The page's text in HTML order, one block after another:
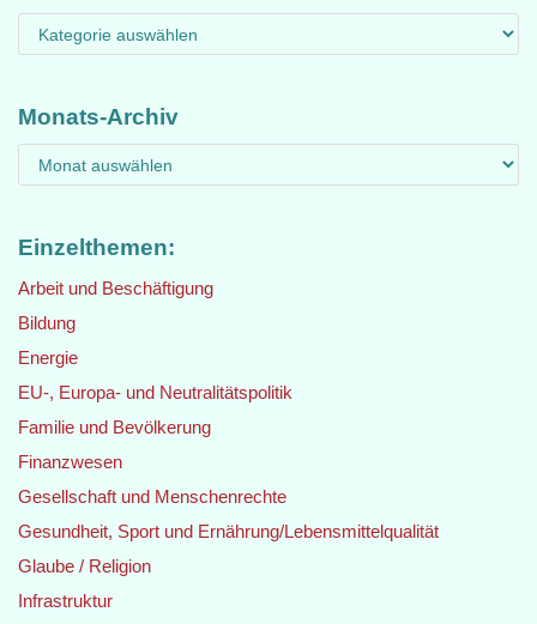
Monats-Archiv
Einzelthemen:
Arbeit und Beschäftigung
Bildung
Energie
EU-, Europa- und Neutralitätspolitik
Familie und Bevölkerung
Finanzwesen
Gesellschaft und Menschenrechte
Gesundheit, Sport und Ernährung/Lebensmittelqualität
Glaube / Religion
Infrastruktur